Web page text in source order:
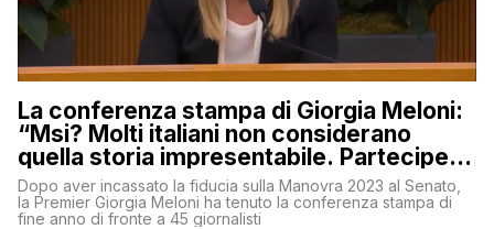
La conferenza stampa di Giorgia Meloni:
“Msi? Molti italiani non considerano
quella storia impresentabile. Parteciperò
al 25 aprile”
Dopo aver incassato la fiducia sulla Manovra 2023 al Senato,
la Premier Giorgia Meloni ha tenuto la conferenza stampa di
fine anno di fronte a 45 giornalisti